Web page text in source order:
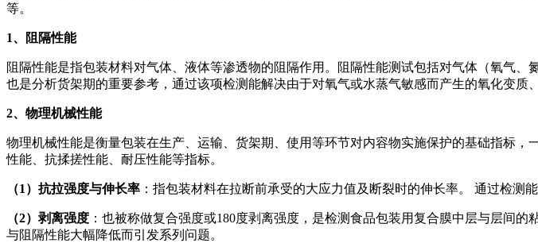
等。
1、阻隔性能
阻隔性能是指包装材料对气体、液体等渗透物的阻隔作用。阻隔性能测试包括对气体（氧气
也是分析货架期的重要参考，通过该项检测能解决由于对氧气或水蒸气敏感而产生的氧化变质
2、物理机械性能
物理机械性能是衡量包装在生产、运输、货架期、使用等环节对内容物实施保护的基础指标
性能、抗揉搓性能、耐压性能等指标。
（1）抗拉强度与伸长率 ：指包装材料在拉断前承受的大应力值及断裂时的伸长率。 通过检测
（2）剥离强度 ：也被称做复合强度或180度剥离强度，是检测食品包装用复合膜中层与层间
与阻隔性能大幅降低而引发系列问题。